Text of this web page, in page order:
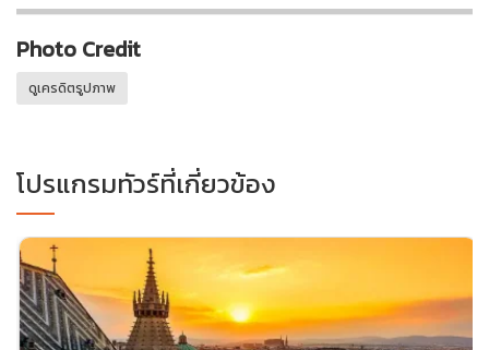
Photo Credit
ดูเครดิตรูปภาพ
โปรแกรมทัวร์ที่เกี่ยวข้อง